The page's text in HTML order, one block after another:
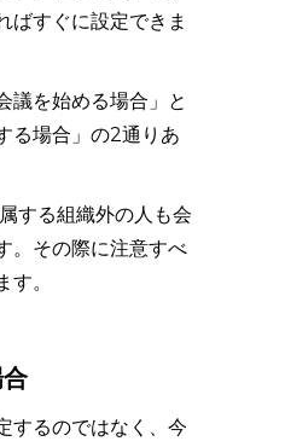
ばすぐに設定できま
議を始める場合」と
る場合」の2通りあ
する組織外の人も会
。その際に注意すべ
。
するのではなく、今